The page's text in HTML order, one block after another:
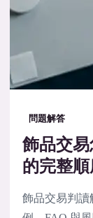
問題解答
飾品交
的完整順
飾品交易判讀